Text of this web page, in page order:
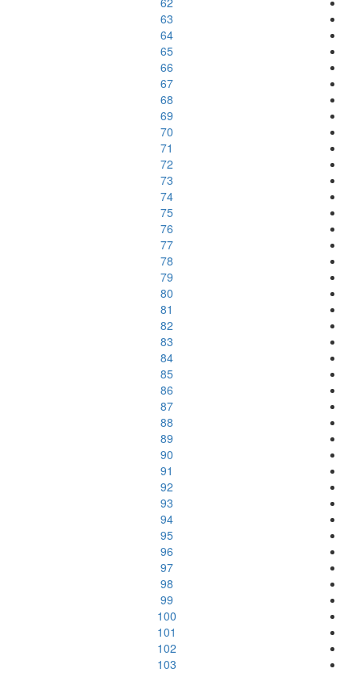
63
64
65
66
67
68
69
70
71
72
73
74
75
76
77
78
79
80
81
82
83
84
85
86
87
88
89
90
91
92
93
94
95
96
97
98
99
100
101
102
103